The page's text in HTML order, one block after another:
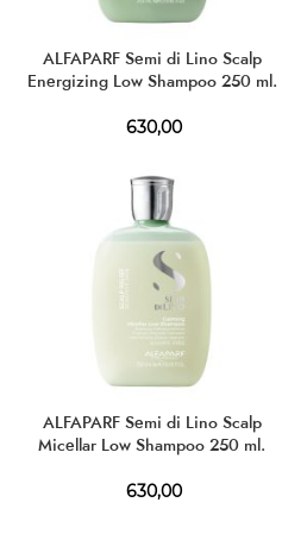
ALFAPARF Semi di Lino Scalp
Energizing Low Shampoo 250 ml.
630,00
ALFAPARF Semi di Lino Scalp
Micellar Low Shampoo 250 ml.
630,00